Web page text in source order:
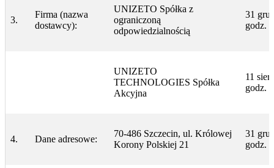
3.
Firma (nazwa
dostawcy):
UNIZETO Spółka z
ograniczoną
odpowiedzialnością
31
godz.
UNIZETO
TECHNOLOGIES Spółka
Akcyjna
11
godz.
4. Dane adresowe:
70-486 Szczecin, ul. Królowej
Korony Polskiej 21
31
godz.